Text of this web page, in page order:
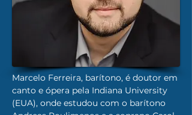
Marcelo Ferreira, barítono, é doutor em
canto e ópera pela Indiana University
(EUA), onde estudou com o barítono